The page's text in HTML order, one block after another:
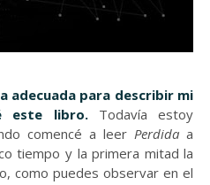
adecuada para describir mi
este libro. Todavía estoy
comencé a leerPerdida a
tiempo y la primera mitad la
como puedes observar en el